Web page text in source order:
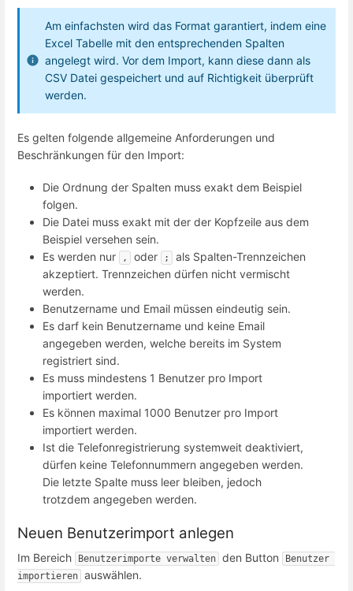
Am einfachsten wird das Format garantiert, indem eine
Excel Tabelle mit den entsprechenden Spalten
angelegt wird. Vor dem Import, kann diese dann als
CSV Datei gespeichert und auf Richtigkeit überprüft
werden.
Es gelten folgende allgemeine Anforderungen und
Beschränkungen für den Import:
Die Ordnung der Spalten muss exakt dem Beispiel
folgen.
Die Datei muss exakt mit der der Kopfzeile aus dem
Beispiel versehen sein.
Es werden nur
, oder ;
als Spalten-Trennzeichen
akzeptiert. Trennzeichen dürfen nicht vermischt
werden.
Benutzername und Email müssen eindeutig sein.
Es darf kein Benutzername und keine Email
angegeben werden, welche bereits im System
registriert sind.
Es muss mindestens 1 Benutzer pro Import
importiert werden.
Es können maximal 1000 Benutzer pro Import
importiert werden.
Ist die Telefonregistrierung systemweit deaktiviert,
dürfen keine Telefonnummern angegeben werden.
Die letzte Spalte muss leer bleiben, jedoch
trotzdem angegeben werden.
Neuen Benutzerimport anlegen
Im Bereich Benutzerimporte verwalten den Button
Benutzer
importieren auswählen.